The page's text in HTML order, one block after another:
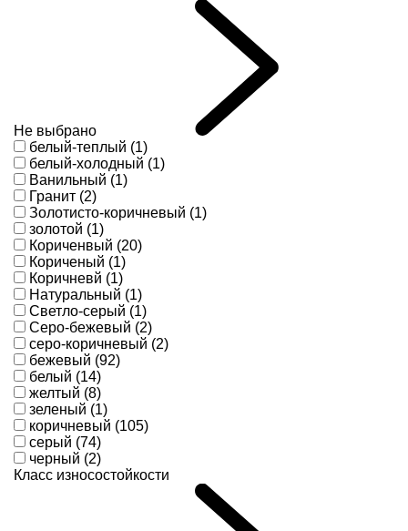
Не выбрано
белый-теплый (1)
белый-холодный (1)
Ванильный (1)
Гранит (2)
Золотисто-коричневый (1)
золотой (1)
Кориченвый (20)
Кориченый (1)
Коричневй (1)
Натуральный (1)
Светло-серый (1)
Серо-бежевый (2)
серо-коричневый (2)
бежевый (92)
белый (14)
желтый (8)
зеленый (1)
коричневый (105)
серый (74)
черный (2)
Класс износостойкости